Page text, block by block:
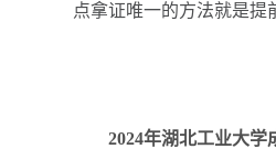
点拿证唯一的方法就是提
2024年湖北工业大学